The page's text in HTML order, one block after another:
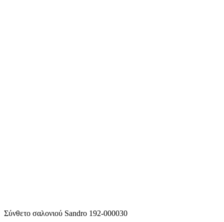
Σύνθετο σαλονιού Sandro 192-000030